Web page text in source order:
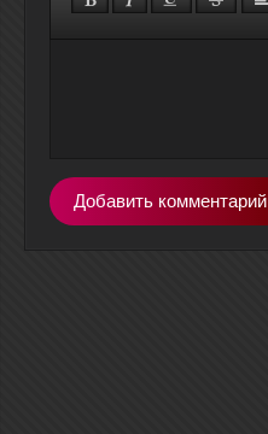
Добавить комментарий